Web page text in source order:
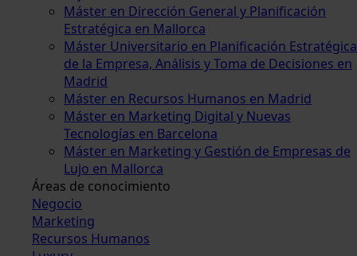
Máster en Dirección General y Planificación
Estratégica en Mallorca
Máster Universitario en Planificación Estratégica
de la Empresa, Análisis y Toma de Decisiones en
Madrid
Máster en Recursos Humanos en Madrid
Máster en Marketing Digital y Nuevas
Tecnologías en Barcelona
Máster en Marketing y Gestión de Empresas de
Lujo en Mallorca
Áreas de conocimiento
Negocio
Marketing
Recursos Humanos